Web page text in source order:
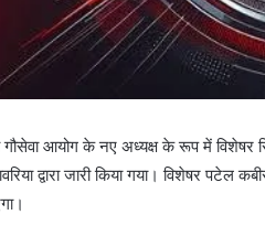
गौसेवा आयोग के नए अध्यक्ष के रूप में
द्वारा जारी किया गया। विशेषर